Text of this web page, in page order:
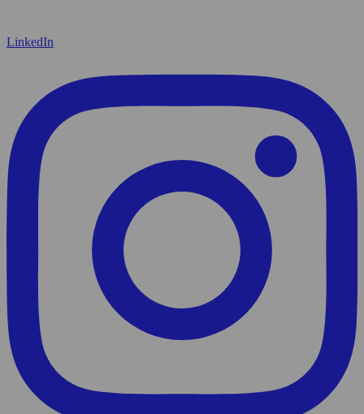
LinkedIn